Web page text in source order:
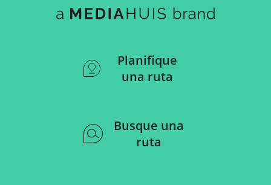
Planifique
una ruta
Busque una
ruta